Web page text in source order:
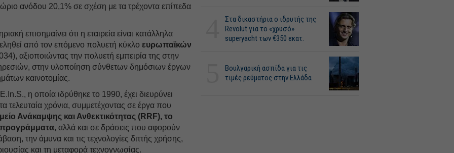
ανόδου 20,1% σε σχέση με τα τρέχοντα επίπεδα
επισημαίνει ότι η εταιρεία είναι κατάλληλα
από τον επόμενο πολυετή κύκλοευρωπαϊκών
αξιοποιώντας την πολυετή εμπειρία της στην
στην υλοποίηση σύνθετων δημόσιων έργων
καινοτομίας.
η οποία ιδρύθηκε το 1990, έχει διευρύνει
τελευταία χρόνια, συμμετέχοντας σε έργα που
Ανάκαμψης και Ανθεκτικότητας (RRF), το
προγράμματα, αλλά και σε δράσεις που αφορούν
την άμυνα και τις τεχνολογίες διττής χρήσης,
και τη μεταφορά τεχνογνωσίας.
Στα δικαστήρια ο ιδρυτής της
Revolut για το «χρυσό»
superyacht των €350 εκατ.
Βουλγαρική ασπίδα για τις
τιμές ρεύματος στην Ελλάδα